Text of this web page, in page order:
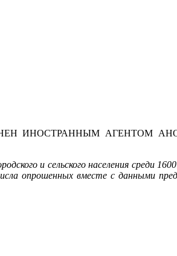
ИНОСТРАННЫМ АГЕНТОМ
и сельского населения среди
опрошенных вместе с данными